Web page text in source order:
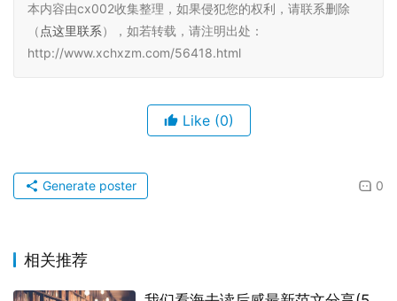
本内容由cx002收集整理，如果侵犯您的权利，请联系删除
（ 点这里联系），如若转载，请注明出处：
http://www.xchxzm.com/56418.html
Like (0)
0
Generate poster
相关推荐